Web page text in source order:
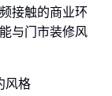
接触的商业环
与门市装修风
风格